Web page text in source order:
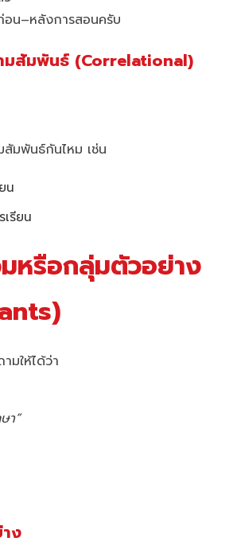
อน–หลังการสอนครับ
มสัมพันธ์ (Correlational)
มพันธ์กันไหม เช่น
น
รียน
มหรือกลุ่มตัวอย่าง
มให้ได้ว่า
า”
ง